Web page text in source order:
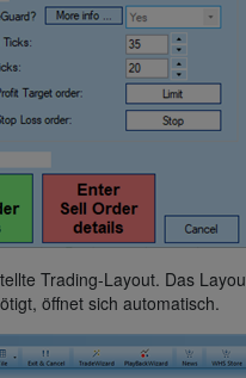
Trading-Layout. Das
öffnet sich automatisch.